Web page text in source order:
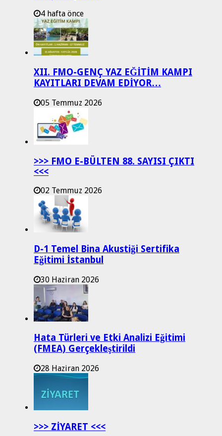
4 hafta önce
XII. FMO-GENÇ YAZ EĞİTİM KAMPI
KAYITLARI DEVAM EDİYOR…
05 Temmuz 2026
>>> FMO E-BÜLTEN 88. SAYISI ÇIKTI
<<<
02 Temmuz 2026
D-1 Temel Bina Akustiği Sertifika
Eğitimi İstanbul
30 Haziran 2026
Hata Türleri ve Etki Analizi Eğitimi
(FMEA) Gerçekleştirildi
28 Haziran 2026
>>> ZİYARET <<<